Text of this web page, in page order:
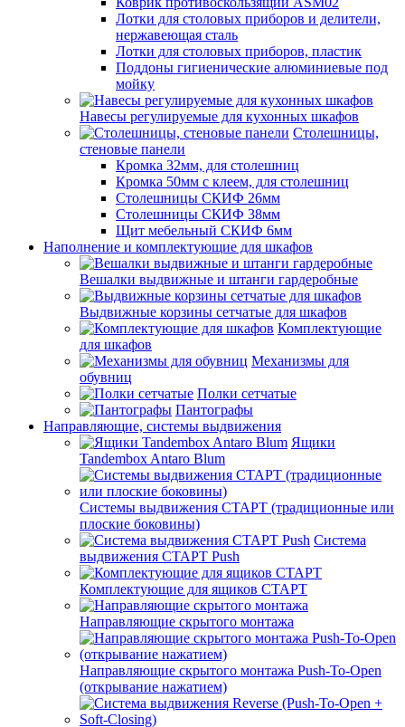
Лотки для столовых приборов и делители,
нержавеющая сталь
Лотки для столовых приборов, пластик
Поддоны гигиенические алюминиевые под
мойку
Навесы регулируемые для кухонных шкафов
Столешницы,
стеновые панели
Кромка 32мм, для столешниц
Кромка 50мм с клеем, для столешниц
Столешницы СКИФ 26мм
Столешницы СКИФ 38мм
Щит мебельный СКИФ 6мм
Наполнение и комплектующие для шкафов
Вешалки выдвижные и штанги гардеробные
Выдвижные корзины сетчатые для шкафов
Комплектующие
для шкафов
Механизмы для
обувниц
Полки сетчатые
Пантографы
Направляющие, системы выдвижения
Ящики
Tandembox Antaro Blum
Системы выдвижения СТАРТ (традиционные или
плоские боковины)
Система
выдвижения СТАРТ Push
Комплектующие для ящиков СТАРТ
Направляющие скрытого монтажа
Направляющие скрытого монтажа Push-To-Open
(открывание нажатием)